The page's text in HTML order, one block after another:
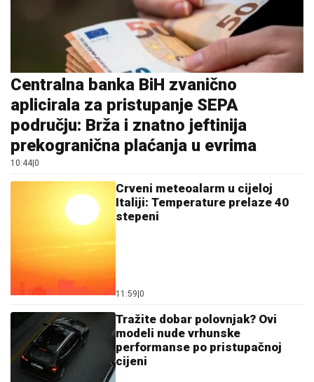
Centralna banka BiH zvanično
aplicirala za pristupanje SEPA
području: Brža i znatno jeftinija
prekogranična plaćanja u evrima
10:44 0
Crveni meteoalarm u cijeloj
Italiji: Temperature prelaze 40
stepeni
11:59 0
Tražite dobar polovnjak? Ovi
modeli nude vrhunske
performanse po pristupačnoj
cijeni